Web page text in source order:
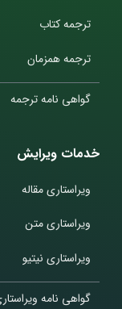
ترجمه کتاب
ترجمه همزمان
گواهی نامه ترجمه
خدمات ویرایش
ویراستاری مقاله
ویراستاری متن
ویراستاری نیتیو
گواهی نامه